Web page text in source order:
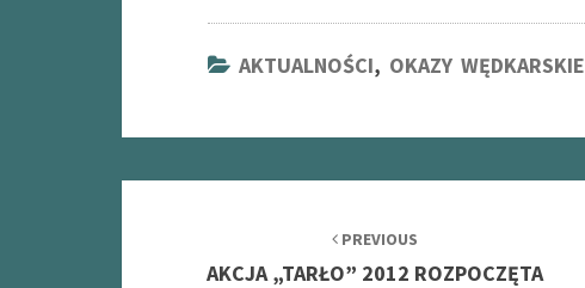
AKTUALNOŚCI, OKAZY WĘDKARSKIE
PREVIOUS
AKCJA „TARŁO” 2012 ROZPOCZĘTA